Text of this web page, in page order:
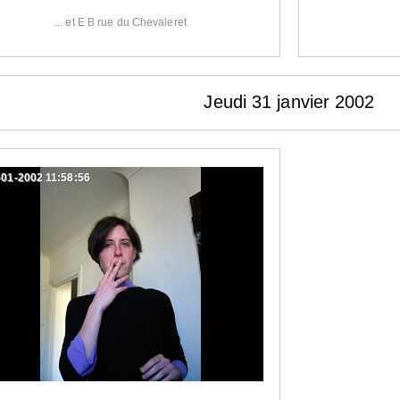
... et E B rue du Chevaleret
Jeudi 31 janvier 2002
2002 11:58:56